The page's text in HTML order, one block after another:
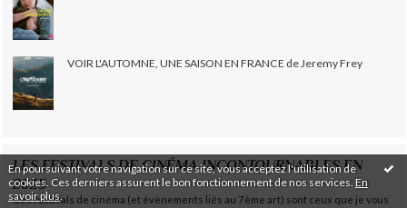
En poursuivant votre navigation sur ce site, vous acceptez l'utilisation de
cookies. Ces derniers assurent le bon fonctionnement de nos services. En
savoir plus.
VOIR L'AUTOMNE, UNE SAISON EN FRANCE de Jeremy Frey
LES FESTIVALS DE CINÉMA INCONTOURNABLES EN
2025
Ces festivals de cinéma (et évènements liés au 7ème art) sont ceux que je vous